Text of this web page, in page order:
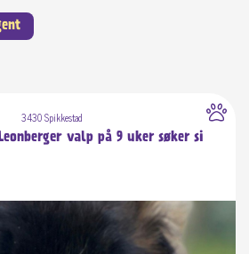
3430 Spikkestad
valp på 9 uker søker si